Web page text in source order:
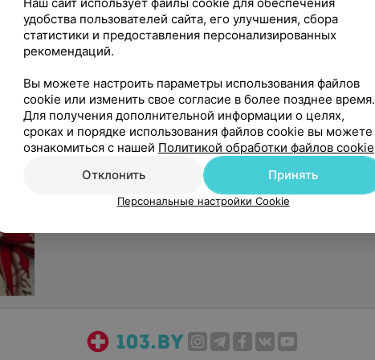
удобства пользователей сайта, его улучшения, сбора
статистики и предоставления персонализированных
рекомендаций.
Вы можете настроить параметры использования файлов
cookie или изменить свое согласие в более позднее время.
Для получения дополнительной информации о целях,
сроках и порядке использования файлов cookie вы можете
ознакомиться с нашей Политикой обработки файлов cookie
Отклонить
Принять
Персональные настройки Cookie